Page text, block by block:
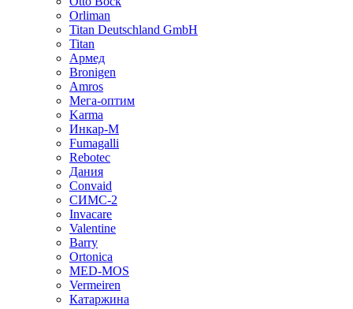
Orliman
Titan Deutschland GmbH
Titan
Армед
Bronigen
Amros
Мега-оптим
Karma
Инкар-М
Fumagalli
Rebotec
Дания
Convaid
СИМС-2
Invacare
Valentine
Barry
Ortonica
MED-MOS
Vermeiren
Катаржина